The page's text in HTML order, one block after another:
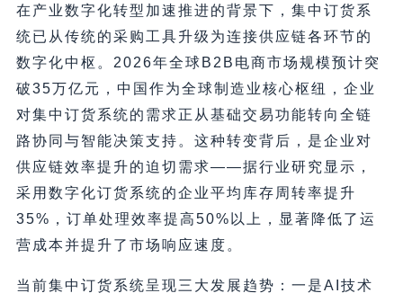
在产业数字化转型加速推进的背景下，集中订货系
统已从传统的采购工具升级为连接供应链各环节的
数字化中枢。2026年全球B2B电商市场规模预计突
破35万亿元，中国作为全球制造业核心枢纽，企业
对集中订货系统的需求正从基础交易功能转向全链
路协同与智能决策支持。这种转变背后，是企业对
供应链效率提升的迫切需求——据行业研究显示，
采用数字化订货系统的企业平均库存周转率提升
35%，订单处理效率提高50%以上，显著降低了运
营成本并提升了市场响应速度。
当前集中订货系统呈现三大发展趋势：一是AI技术